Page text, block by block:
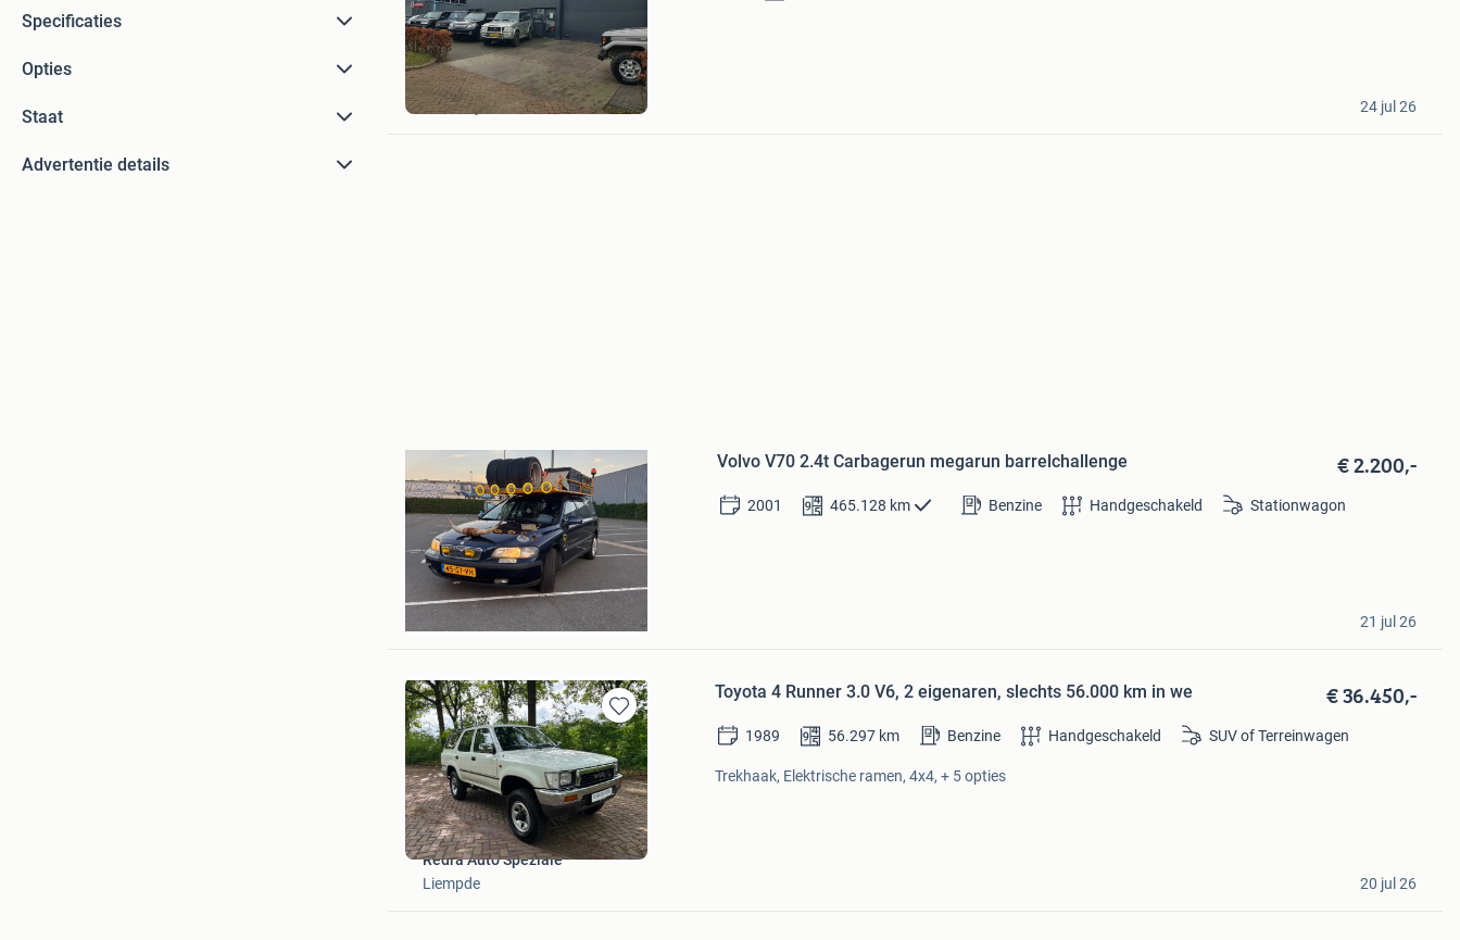
Specificaties
Opties
Staat
Advertentie details
Favorieten
Terlouw Auto's
Oud-Beijerland
24 jul 26
Mijn
Favorieten
Volvo V70 2.4t Carbagerun megarun barrelchallenge € 2.200,-
2001 465.128 km Benzine Handgeschakeld Stationwagon
Sieuwe
Woudenberg
21 jul 26
Bewaren
in
Mijn
Favorieten
Toyota 4 Runner 3.0 V6, 2 eigenaren, slechts 56.000 km in we € 36.450,-
1989 56.297 km Benzine Handgeschakeld SUV of Terreinwagen
Trekhaak, Elektrische ramen, 4x4, + 5 opties
Redra Auto Speziale
Liempde
20 jul 26